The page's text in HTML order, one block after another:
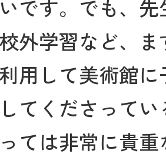
です。でも、
外学習など、
用して美術館
てくださって
ては非常に貴